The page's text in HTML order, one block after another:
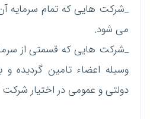
_شرکت هایی که تمام سرمایه
می شود.
وسیله اعضاء تامین گردیده و
دولتی و عمومی در اختیار